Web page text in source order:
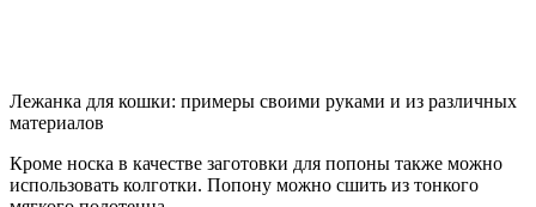
Лежанка для кошки: примеры своими руками и из различных
материалов
Кроме носка в качестве заготовки для попоны также можно
использовать колготки. Попону можно сшить из тонкого